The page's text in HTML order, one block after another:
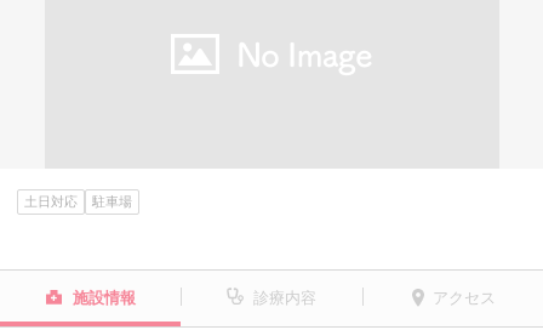
土日対応 駐車場
施設情報 診療内容 アクセス